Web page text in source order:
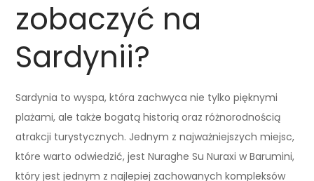
zobaczyć na
Sardynii?
Sardynia to wyspa, która zachwyca nie tylko pięknymi
plażami, ale także bogatą historią oraz różnorodnością
atrakcji turystycznych. Jednym z najważniejszych miejsc,
które warto odwiedzić, jest Nuraghe Su Nuraxi w Barumini,
który jest jednym z najlepiej zachowanych kompleksów